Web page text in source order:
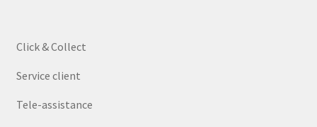
Click & Collect
Service client
Tele-assistance